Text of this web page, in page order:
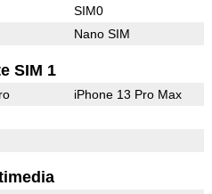
SIM0
Nano SIM
SIM 1
iPhone 13 Pro Max